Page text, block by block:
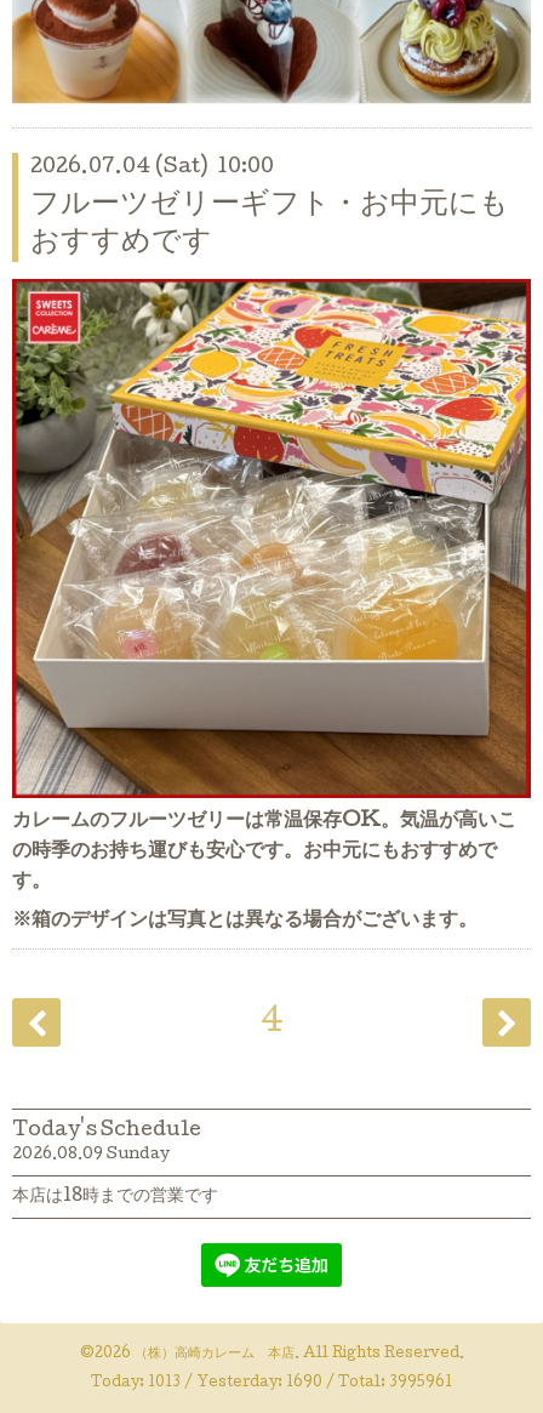
2026.07.04 (Sat) 10:00
フルーツゼリーギフト・お中元にも
おすすめです
カレームのフルーツゼリーは常温保存OK。気温が高いこ
の時季のお持ち運びも安心です。 お中元にもおすすめで
す。
※箱のデザインは写真とは異なる場合がございます。
4
Today's Schedule
2026.08.09 Sunday
本店は18時までの営業です
©2026 （株）高崎カレーム 本店. All Rights Reserved.
Today: 1013 / Yesterday: 1690 / Total: 3995961